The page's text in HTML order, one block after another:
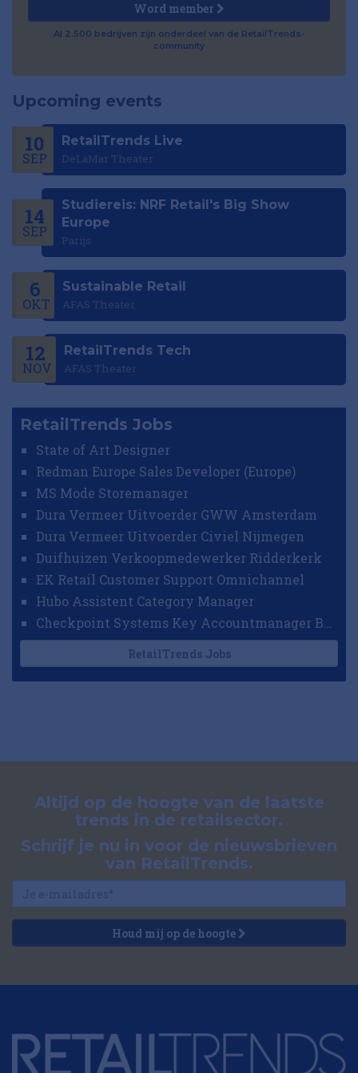
Word member
Al 2.500 bedrijven zijn onderdeel van de RetailTrends-
community
Upcoming events
10
SEP
RetailTrends Live
DeLaMar Theater
14
SEP
Studiereis: NRF Retail's Big Show
Europe
Parijs
6
OKT
Sustainable Retail
AFAS Theater
12
NOV
RetailTrends Tech
AFAS Theater
RetailTrends Jobs
State of Art Designer
Redman Europe Sales Developer (Europe)
MS Mode Storemanager
Dura Vermeer Uitvoerder GWW Amsterdam
Dura Vermeer Uitvoerder Civiel Nijmegen
Duifhuizen Verkoopmedewerker Ridderkerk
EK Retail Customer Support Omnichannel
Hubo Assistent Category Manager
RetailTrends Jobs
Altijd op de hoogte van de laatste
trends in de retailsector.
Schrijf je nu in voor de nieuwsbrieven
van RetailTrends.
Houd mij op de hoogte